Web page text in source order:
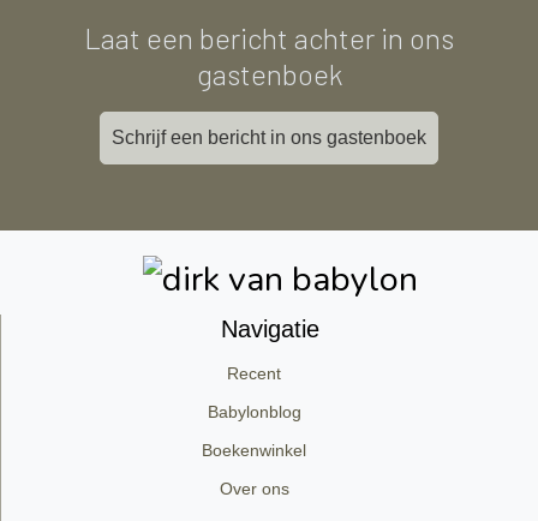
Laat een bericht achter in ons
gastenboek
Schrijf een bericht in ons gastenboek
Navigatie
Recent
Babylonblog
Boekenwinkel
Over ons